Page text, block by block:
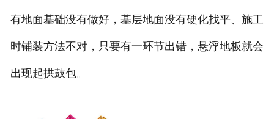
车间一角
团队风采
有地面基础没有做好，基层地面没有硬化找平、施工
时铺装方法不对，只要有一环节出错，悬浮地板就会
出现起拱鼓包。